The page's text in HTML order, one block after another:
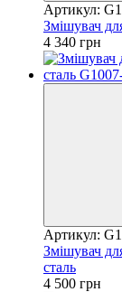
Артикул:
Змішувач
4 340 грн
Артикул:
Змішувач
сталь
4 500 грн